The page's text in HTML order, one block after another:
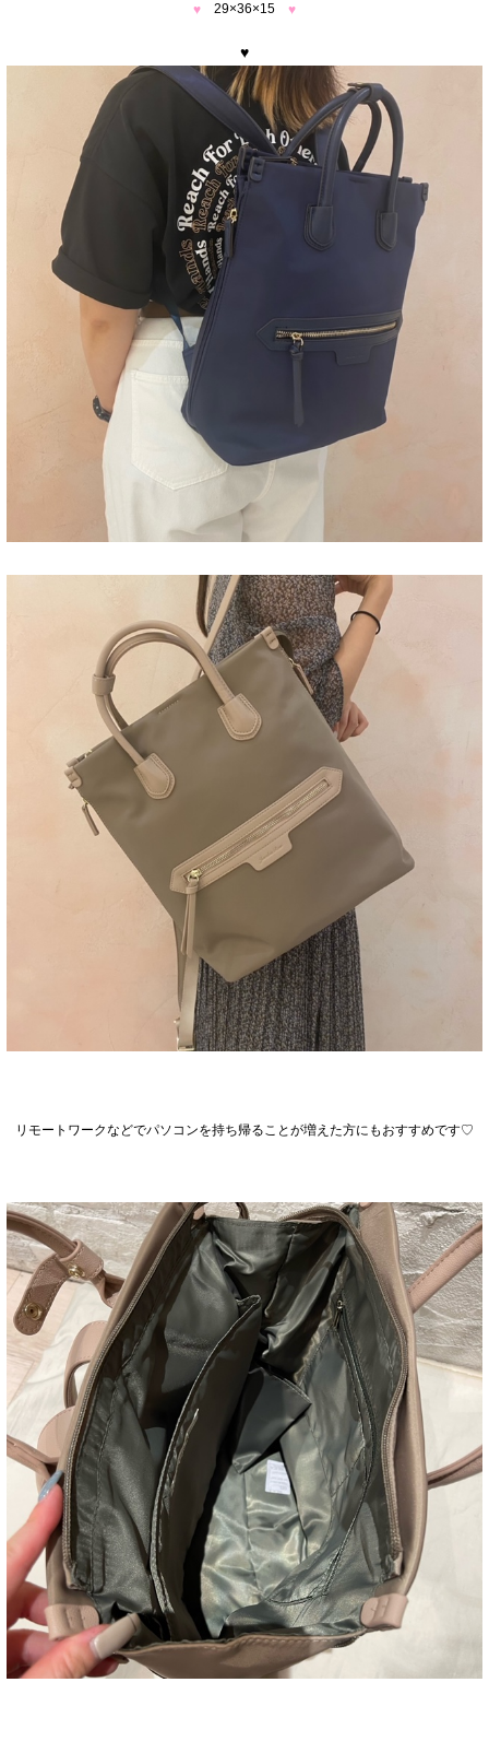
♥ 29×36×15 ♥
♥
リモートワークなどでパソコンを持ち帰ることが増えた方にもおすすめです♡